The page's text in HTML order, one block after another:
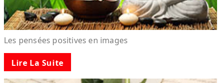
Les pensées positives en images
Lire La Suite